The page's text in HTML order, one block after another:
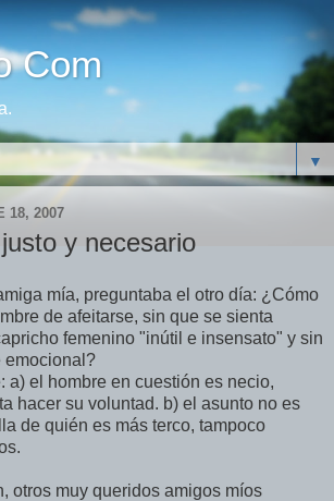
Com
▼
18, 2007
y necesario
mía, preguntaba el otro día: ¿Cómo
de afeitarse, sin que se sienta
femenino "inútil e insensato" y sin
emocional?
a) el hombre en cuestión es necio,
hacer su voluntad. b) el asunto no es
de quién es más terco, tampoco
otros muy queridos amigos míos